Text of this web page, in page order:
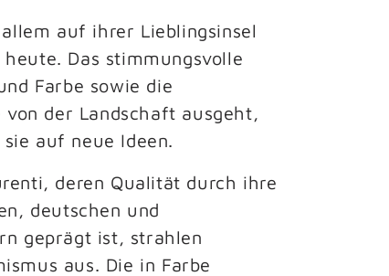
auf ihrer Lieblingsinsel
Das stimmungsvolle
Farbe sowie die
der Landschaft ausgeht,
auf neue Ideen.
deren Qualität durch ihre
deutschen und
geprägt ist, strahlen
aus. Die in Farbe